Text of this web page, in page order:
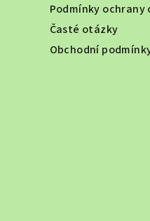
Podmínky ochrany
Časté otázky
Obchodní